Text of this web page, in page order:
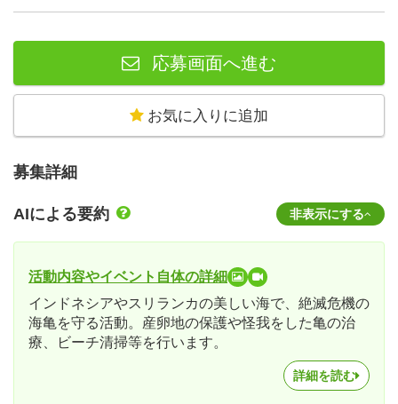
応募画面へ進む
お気に入りに追加
募集詳細
AIによる要約 非表示にする
活動内容やイベント自体の詳細
インドネシアやスリランカの美しい海で、絶滅危機の
海亀を守る活動。産卵地の保護や怪我をした亀の治
療、ビーチ清掃等を行います。
詳細を読む